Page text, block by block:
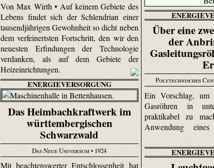
Von Max Wirth • Auf keinem Gebiete des
Lebens findet sich der Schlendrian einer
tausendjährigen Gewohnheit so dicht neben
dem verfei­nertsten Fortschritt, den wir den
neuesten Erfindungen der Technologie
verdanken, als auf dem Gebiete der
Heizeinrichtungen.
Über eine
der
Polytechnisches
Ein Vorschlag,
Gasröhren in
praktikabel zu
Anwendung eines
ENERGIEVERSORGUNG
Das Heimbachkraftwerk im
württembergischen
Schwarzwald
Das Neue Universum • 1924
Mit beachtenswerter Entschlossenheit hat